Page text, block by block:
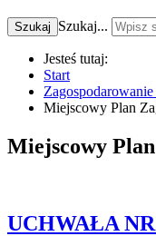
Szukaj Szukaj...
Jesteś tutaj:
Start
Miejscowy Plan
Miejscowy
UCHWAŁA